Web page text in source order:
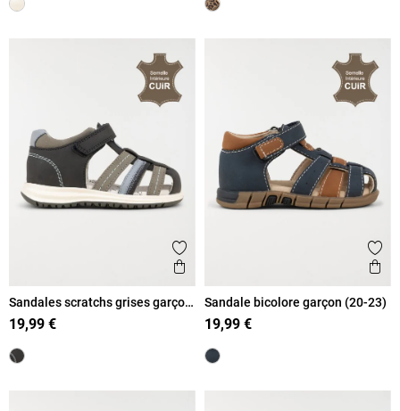
Ajouter aux favoris
Aperçu rapide
Sandales scratchs grises garçon
(19-23)
19,99 €
Sandale bicolore garçon (20-23)
19,99 €